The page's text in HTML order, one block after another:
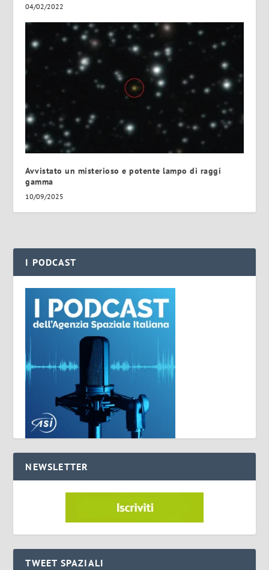
04/02/2022
Avvistato un misterioso e potente lampo di raggi
gamma
10/09/2025
I PODCAST
NEWSLETTER
TWEET SPAZIALI